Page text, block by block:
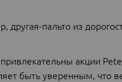
пальто из
акции
быть уверенным, что